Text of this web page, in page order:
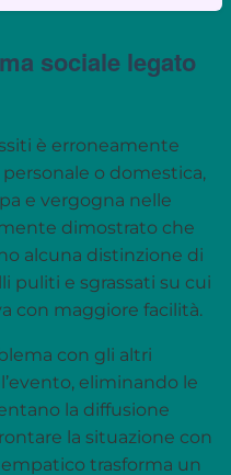
sociale legato
è erroneamente
o domestica,
e vergogna nelle
dimostrato che
alcuna distinzione di
puliti e sgrassati su cui
con maggiore facilità.
con gli altri
eliminando le
la diffusione
la situazione con
trasforma un